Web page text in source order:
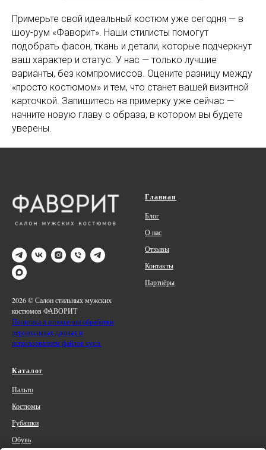
Примерьте свой идеальный костюм уже сегодня — в
шоу-рум «Фаворит». Наши стилисты помогут
подобрать фасон, ткань и детали, которые подчеркнут
ваш характер и статус. У нас — только лучшие
варианты, без компромиссов. Оцените разницу между
«просто костюмом» и тем, что станет вашей визитной
карточкой. Запишитесь на примерку уже сейчас —
начните новую главу с образа, в котором вы будете
уверены.
2026 © Салон стильных мужских
костюмов ФАВОРИТ
Политика в отношении обработки
персональных данных и
использованием файлов куки.
Главная
Блог
О нас
Отзывы
Контакты
Партнёры
Каталог
Пальто
Костюмы
Рубашки
Обувь